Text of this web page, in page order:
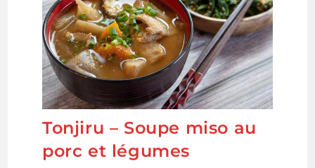
Tonjiru – Soupe miso au
porc et légumes